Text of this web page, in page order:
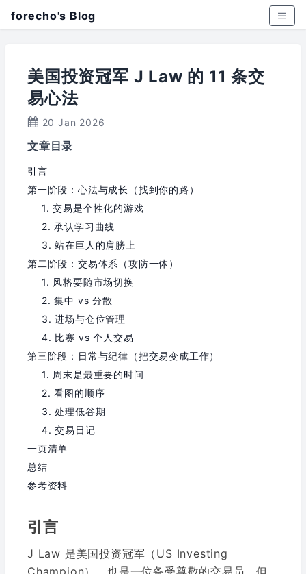
forecho's Blog
美国投资冠军 J Law 的 11 条交
易心法
20 Jan 2026
文章目录
引言
第一阶段：心法与成长（找到你的路）
1. 交易是个性化的游戏
2. 承认学习曲线
3. 站在巨人的肩膀上
第二阶段：交易体系（攻防一体）
1. 风格要随市场切换
2. 集中 vs 分散
3. 进场与仓位管理
4. 比赛 vs 个人交易
第三阶段：日常与纪律（把交易变成工作）
1. 周末是最重要的时间
2. 看图的顺序
3. 处理低谷期
4. 交易日记
一页清单
总结
参考资料
引言
J Law 是美国投资冠军（US Investing
Champion），也是一位备受尊敬的交易员。但